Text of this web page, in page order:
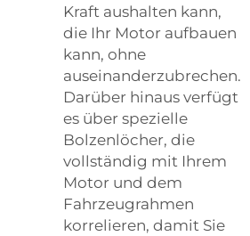
Kraft aushalten kann,
die Ihr Motor aufbauen
kann, ohne
auseinanderzubrechen.
Darüber hinaus verfügt
es über spezielle
Bolzenlöcher, die
vollständig mit Ihrem
Motor und dem
Fahrzeugrahmen
korrelieren, damit Sie